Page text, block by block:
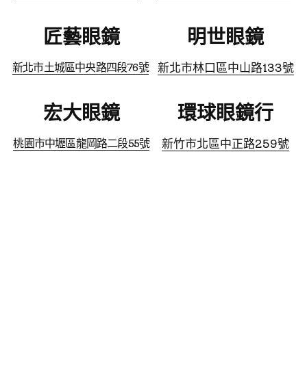
匠藝眼鏡
新北市土城區中央路四段76號
明世眼鏡
新北市林口區中山路133號
宏大眼鏡
桃園市中壢區龍岡路二段55號
環球眼鏡行
新竹市北區中正路259號